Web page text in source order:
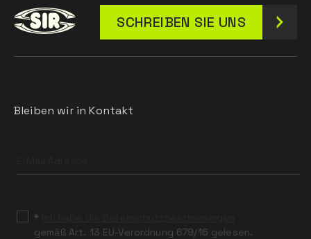
SCHREIBEN SIE UNS
Bleiben wir in Kontakt
field
*
gemäß Art. 13 EU-Verordnung 679/16 gelesen.